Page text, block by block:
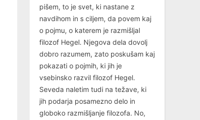
pišem, to je svet, ki nastane z
navdihom in s ciljem, da povem kaj
o pojmu, o katerem je razmišljal
filozof Hegel. Njegova dela dovolj
dobro razumem, zato poskušam kaj
pokazati o pojmih, ki jih je
vsebinsko razvil filozof Hegel.
Seveda naletim tudi na težave, ki
jih podarja posamezno delo in
globoko razmišljanje filozofa. No,